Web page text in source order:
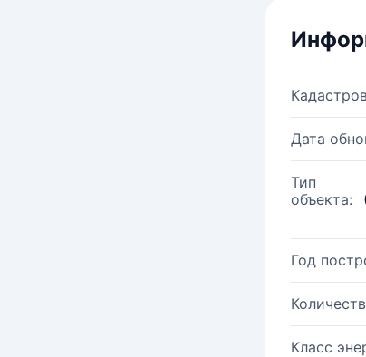
Дата
Тип
объекта:
Год
Класс